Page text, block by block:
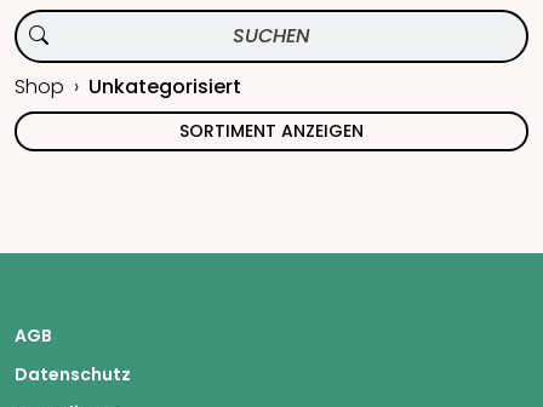
Shop Unkategorisiert
SORTIMENT ANZEIGEN
AGB
Datenschutz